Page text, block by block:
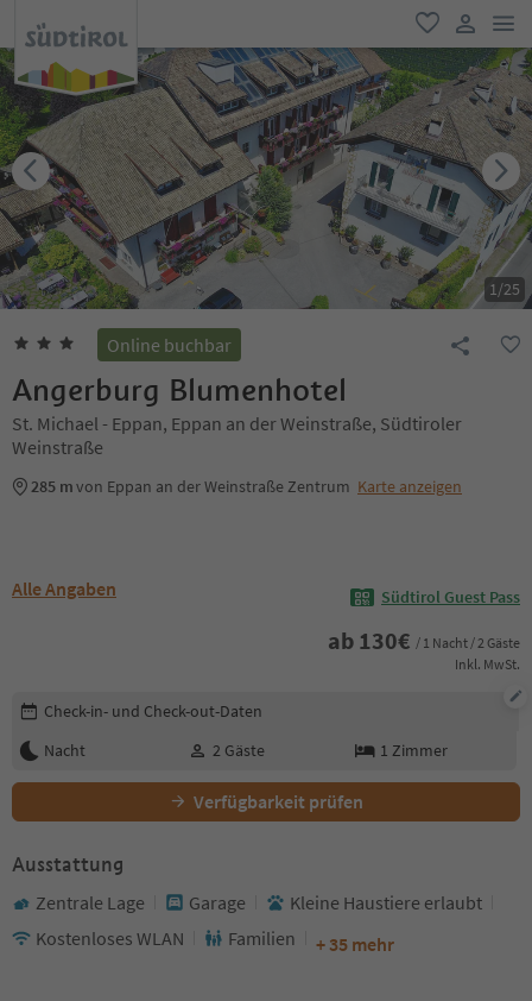
favorit
user link
1/25
Online buchbar
Angerburg Blumenhotel
St. Michael - Eppan, Eppan an der Weinstraße, Südtiroler
Weinstraße
285 mvon Eppan an der Weinstraße Zentrum Karte anzeigen
Alle Angaben Südtirol Guest Pass
ab 130€ / 1 Nacht / 2 Gäste
Inkl. MwSt.
Buchungsdetails bearbeiten
Check-in- und Check-out-Daten
Nacht
2 Gäste 1 Zimmer
Verfügbarkeit prüfen
Ausstattung
Zentrale Lage Garage
Kleine Haustiere erlaubt
Kostenloses WLAN
Familien + 35 mehr